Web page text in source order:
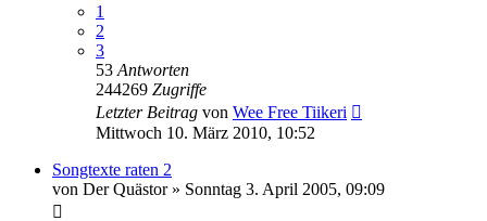
1
2
3
53 Antworten
244269 Zugriffe
Letzter Beitrag von Wee Free Tiikeri
Mittwoch 10. März 2010, 10:52
Songtexte raten 2
von Der Quästor» Sonntag 3. April 2005, 09:09